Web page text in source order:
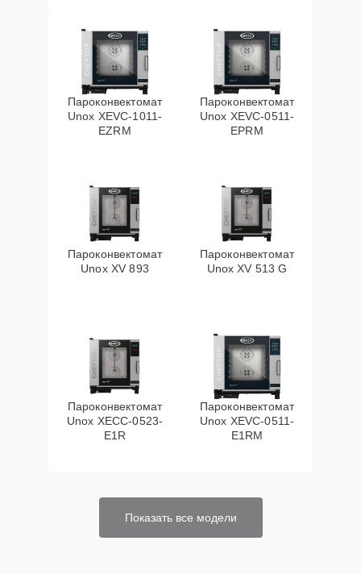
Пароконвектомат
Unox XEVC-1011-
EZRM
Пароконвектомат
Unox XEVC-0511-
EPRM
Пароконвектомат
Unox XV 893
Пароконвектомат
Unox XV 513 G
Пароконвектомат
Unox XECC-0523-
E1R
Пароконвектомат
Unox XEVC-0511-
E1RM
Показать все модели